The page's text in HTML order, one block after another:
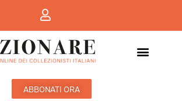
ABBONATI ORA